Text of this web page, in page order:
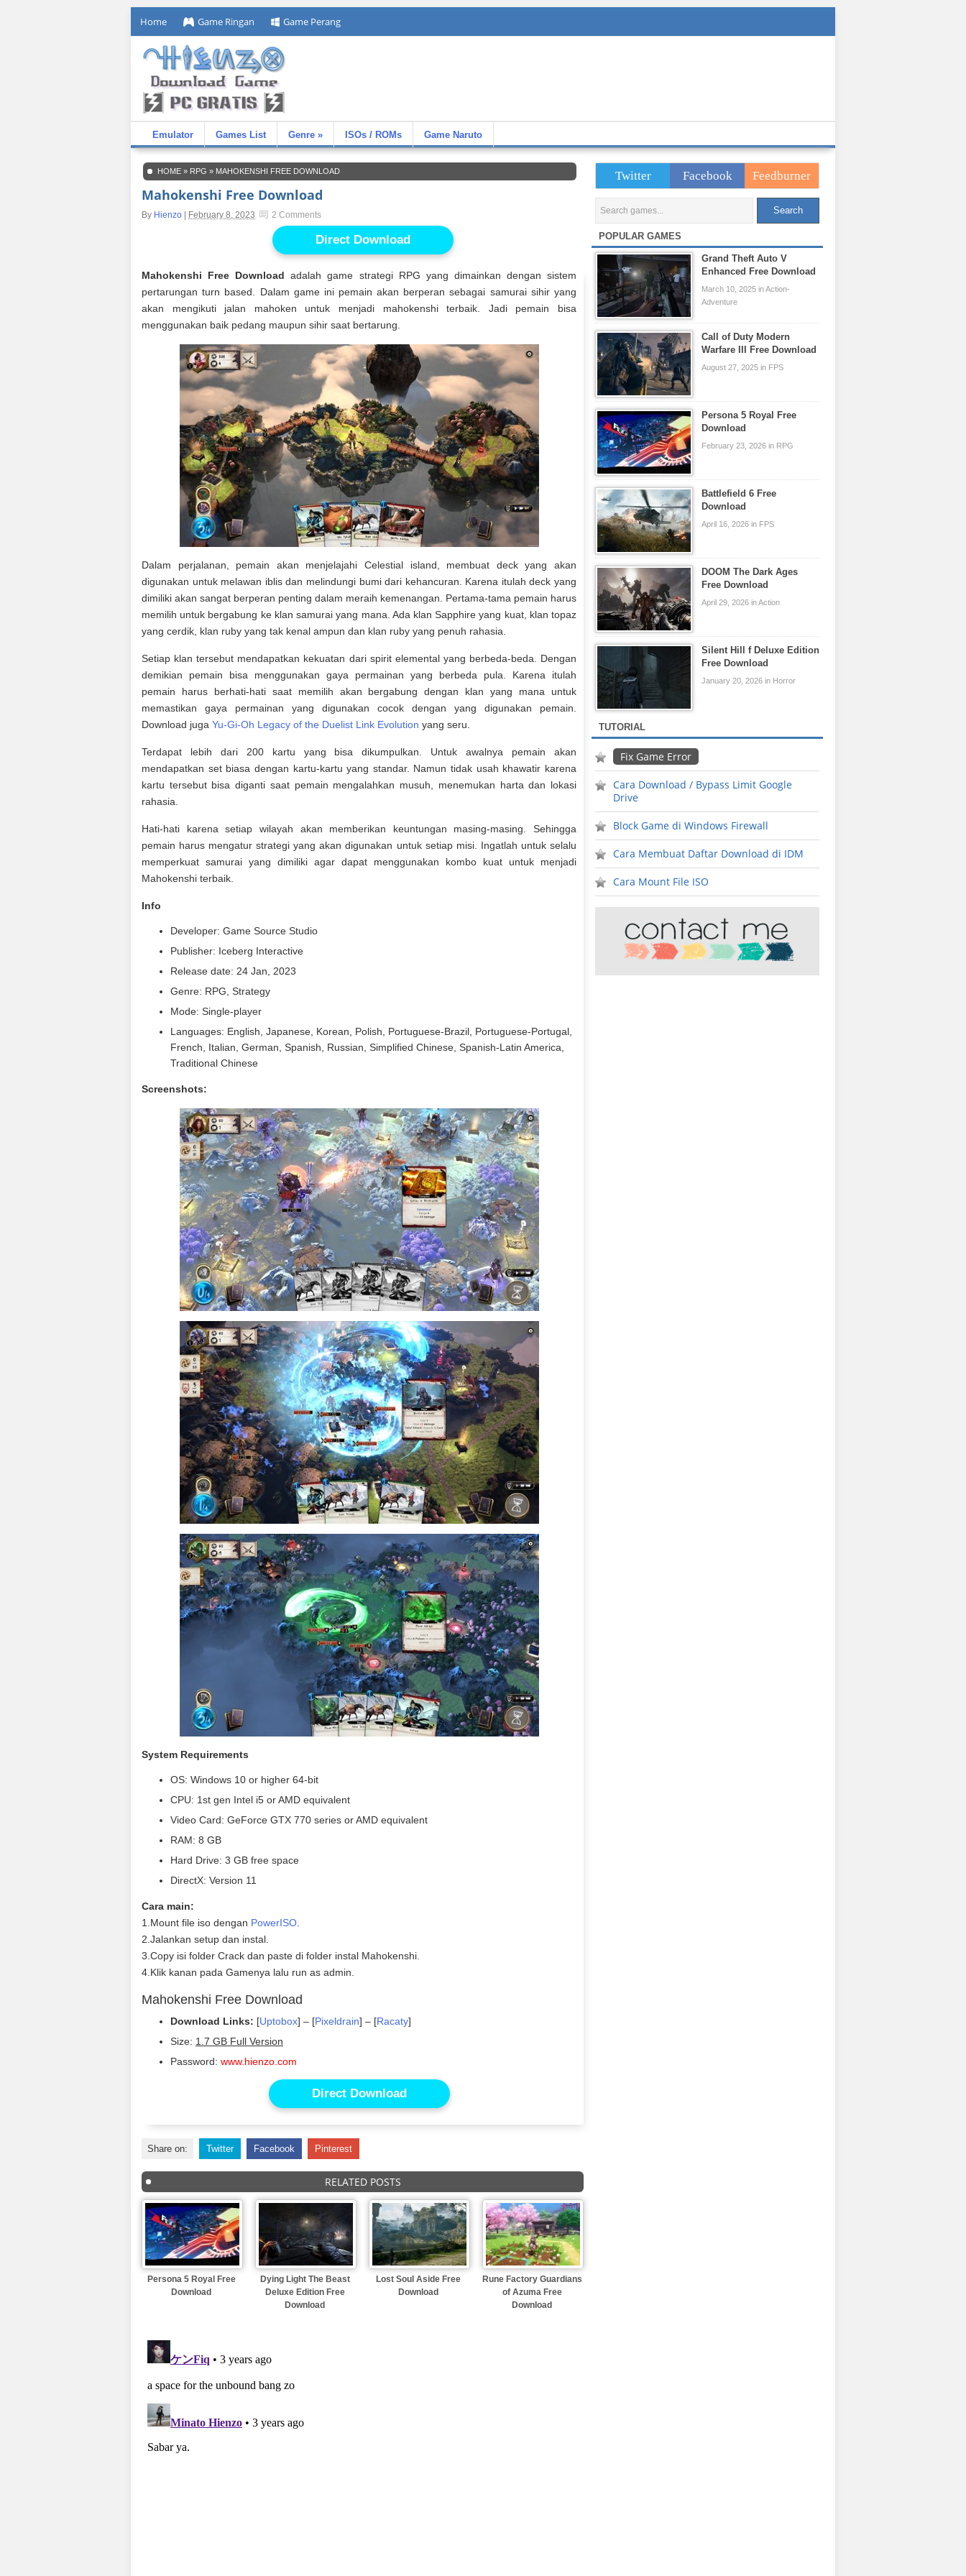
Home Game Ringan Game Perang
Emulator Games List Genre » ISOs / ROMs Game Naruto
HOME » RPG » MAHOKENSHI FREE DOWNLOAD
Mahokenshi Free Download
By Hienzo February 8, 2023 2 Comments
Direct Download
Mahokenshi Free Download adalah game strategi RPG yang dimainkan dengan sistem
pertarungan turn based. Dalam game ini pemain akan berperan sebagai samurai sihir yang
akan mengikuti jalan mahoken untuk menjadi mahokenshi terbaik. Jadi pemain bisa
menggunakan baik pedang maupun sihir saat bertarung.
Dalam perjalanan, pemain akan menjelajahi Celestial island, membuat deck yang akan
digunakan untuk melawan iblis dan melindungi bumi dari kehancuran. Karena itulah deck yang
dimiliki akan sangat berperan penting dalam meraih kemenangan. Pertama-tama pemain harus
memilih untuk bergabung ke klan samurai yang mana. Ada klan Sapphire yang kuat, klan topaz
yang cerdik, klan ruby yang tak kenal ampun dan klan ruby yang penuh rahasia.
Setiap klan tersebut mendapatkan kekuatan dari spirit elemental yang berbeda-beda. Dengan
demikian pemain bisa menggunakan gaya permainan yang berbeda pula. Karena itulah
pemain harus berhati-hati saat memilih akan bergabung dengan klan yang mana untuk
memastikan gaya permainan yang digunakan cocok dengan yang digunakan pemain.
Download juga Yu-Gi-Oh Legacy of the Duelist Link Evolution yang seru.
Terdapat lebih dari 200 kartu yang bisa dikumpulkan. Untuk awalnya pemain akan
mendapatkan set biasa dengan kartu-kartu yang standar. Namun tidak usah khawatir karena
kartu tersebut bisa diganti saat pemain mengalahkan musuh, menemukan harta dan lokasi
rahasia.
Hati-hati karena setiap wilayah akan memberikan keuntungan masing-masing. Sehingga
pemain harus mengatur strategi yang akan digunakan untuk setiap misi. Ingatlah untuk selalu
memperkuat samurai yang dimiliki agar dapat menggunakan kombo kuat untuk menjadi
Mahokenshi terbaik.
Info
Developer: Game Source Studio
Publisher: Iceberg Interactive
Release date: 24 Jan, 2023
Genre: RPG, Strategy
Mode: Single-player
Languages: English, Japanese, Korean, Polish, Portuguese-Brazil, Portuguese-Portugal,
French, Italian, German, Spanish, Russian, Simplified Chinese, Spanish-Latin America,
Traditional Chinese
Screenshots:
System Requirements
OS: Windows 10 or higher 64-bit
CPU: 1st gen Intel i5 or AMD equivalent
Video Card: GeForce GTX 770 series or AMD equivalent
RAM: 8 GB
Hard Drive: 3 GB free space
DirectX: Version 11
Cara main:
1.Mount file iso dengan PowerISO
2.Jalankan setup dan instal.
3.Copy isi folder Crack dan paste di folder instal Mahokenshi.
4.Klik kanan pada Gamenya lalu run as admin.
Mahokenshi Free Download
Download Links: [Uptobox] – [Pixeldrain] – [Racaty]
Size: 1.7 GB Full Version
Password: www.hienzo.com
Direct Download
Share on: Twitter Facebook Pinterest
RELATED POSTS
Persona 5 Royal Free
Download
Dying Light The Beast
Deluxe Edition Free
Download
Lost Soul Aside Free
Download
Rune Factory Guardians
of Azuma Free
Download
Twitter Facebook Feedburner
POPULAR GAMES
Grand Theft Auto V
Enhanced Free Download
March 10, 2025 in Action-
Adventure
Call of Duty Modern
Warfare III Free Download
August 27, 2025 in FPS
Persona 5 Royal Free
Download
February 23, 2026 in RPG
Battlefield 6 Free
Download
April 16, 2026 in FPS
DOOM The Dark Ages
Free Download
April 29, 2026 in Action
Silent Hill f Deluxe Edition
Free Download
January 20, 2026 in Horror
TUTORIAL
Fix Game Error
Cara Download / Bypass Limit Google
Drive
Block Game di Windows Firewall
Cara Membuat Daftar Download di IDM
Cara Mount File ISO